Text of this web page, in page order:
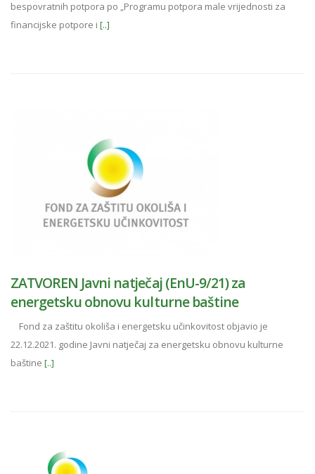
bespovratnih potpora po „Programu potpora male vrijednosti za
financijske potpore i [..]
ZATVOREN Javni natječaj (EnU-9/21) za
energetsku obnovu kulturne baštine
Fond za zaštitu okoliša i energetsku učinkovitost objavio je
22.12.2021. godine Javni natječaj za energetsku obnovu kulturne
baštine [..]